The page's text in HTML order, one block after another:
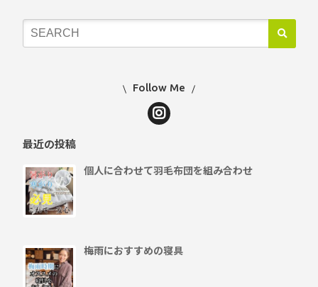
Follow Me
最近の投稿
個人に合わせて羽毛布団を組み合わせ
梅雨におすすめの寝具